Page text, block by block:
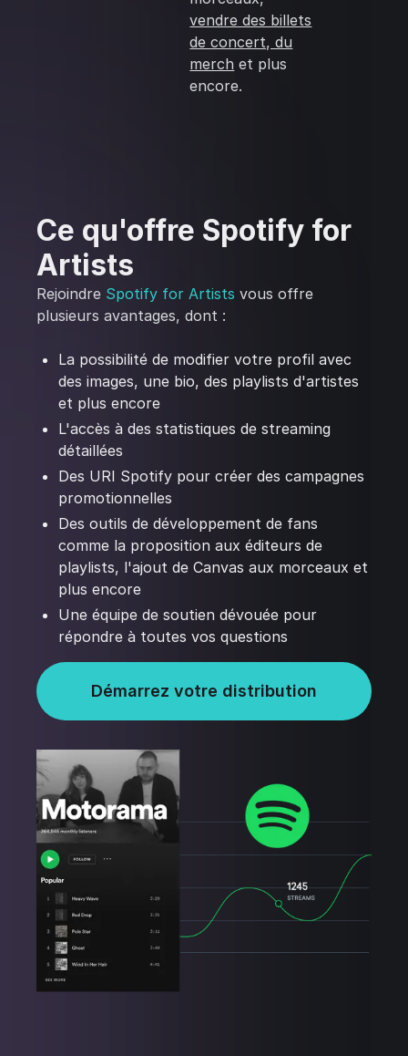
vendre des billets
de concert, du
merch et plus
encore.
Ce qu'offre Spotify for
Artists
Rejoindre Spotify for Artists vous offre
plusieurs avantages, dont :
La possibilité de modifier votre profil avec
des images, une bio, des playlists d'artistes
et plus encore
L'accès à des statistiques de streaming
détaillées
Des URI Spotify pour créer des campagnes
promotionnelles
Des outils de développement de fans
comme la proposition aux éditeurs de
playlists, l'ajout de Canvas aux morceaux et
plus encore
Une équipe de soutien dévouée pour
répondre à toutes vos questions
Démarrez votre distribution